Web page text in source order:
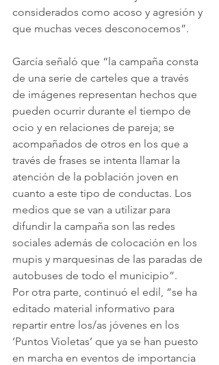
considerados como acoso y agresión y
que muchas veces desconocemos”.
García señaló que “la campaña consta
de una serie de carteles que a través
de imágenes representan hechos que
pueden ocurrir durante el tiempo de
ocio y en relaciones de pareja; se
acompañados de otros en los que a
través de frases se intenta llamar la
atención de la población joven en
cuanto a este tipo de conductas. Los
medios que se van a utilizar para
difundir la campaña son las redes
sociales además de colocación en los
mupis y marquesinas de las paradas de
autobuses de todo el municipio”.
Por otra parte, continuó el edil, “se ha
editado material informativo para
repartir entre los/as jóvenes en los
‘Puntos Violetas’ que ya se han puesto
en marcha en eventos de importancia